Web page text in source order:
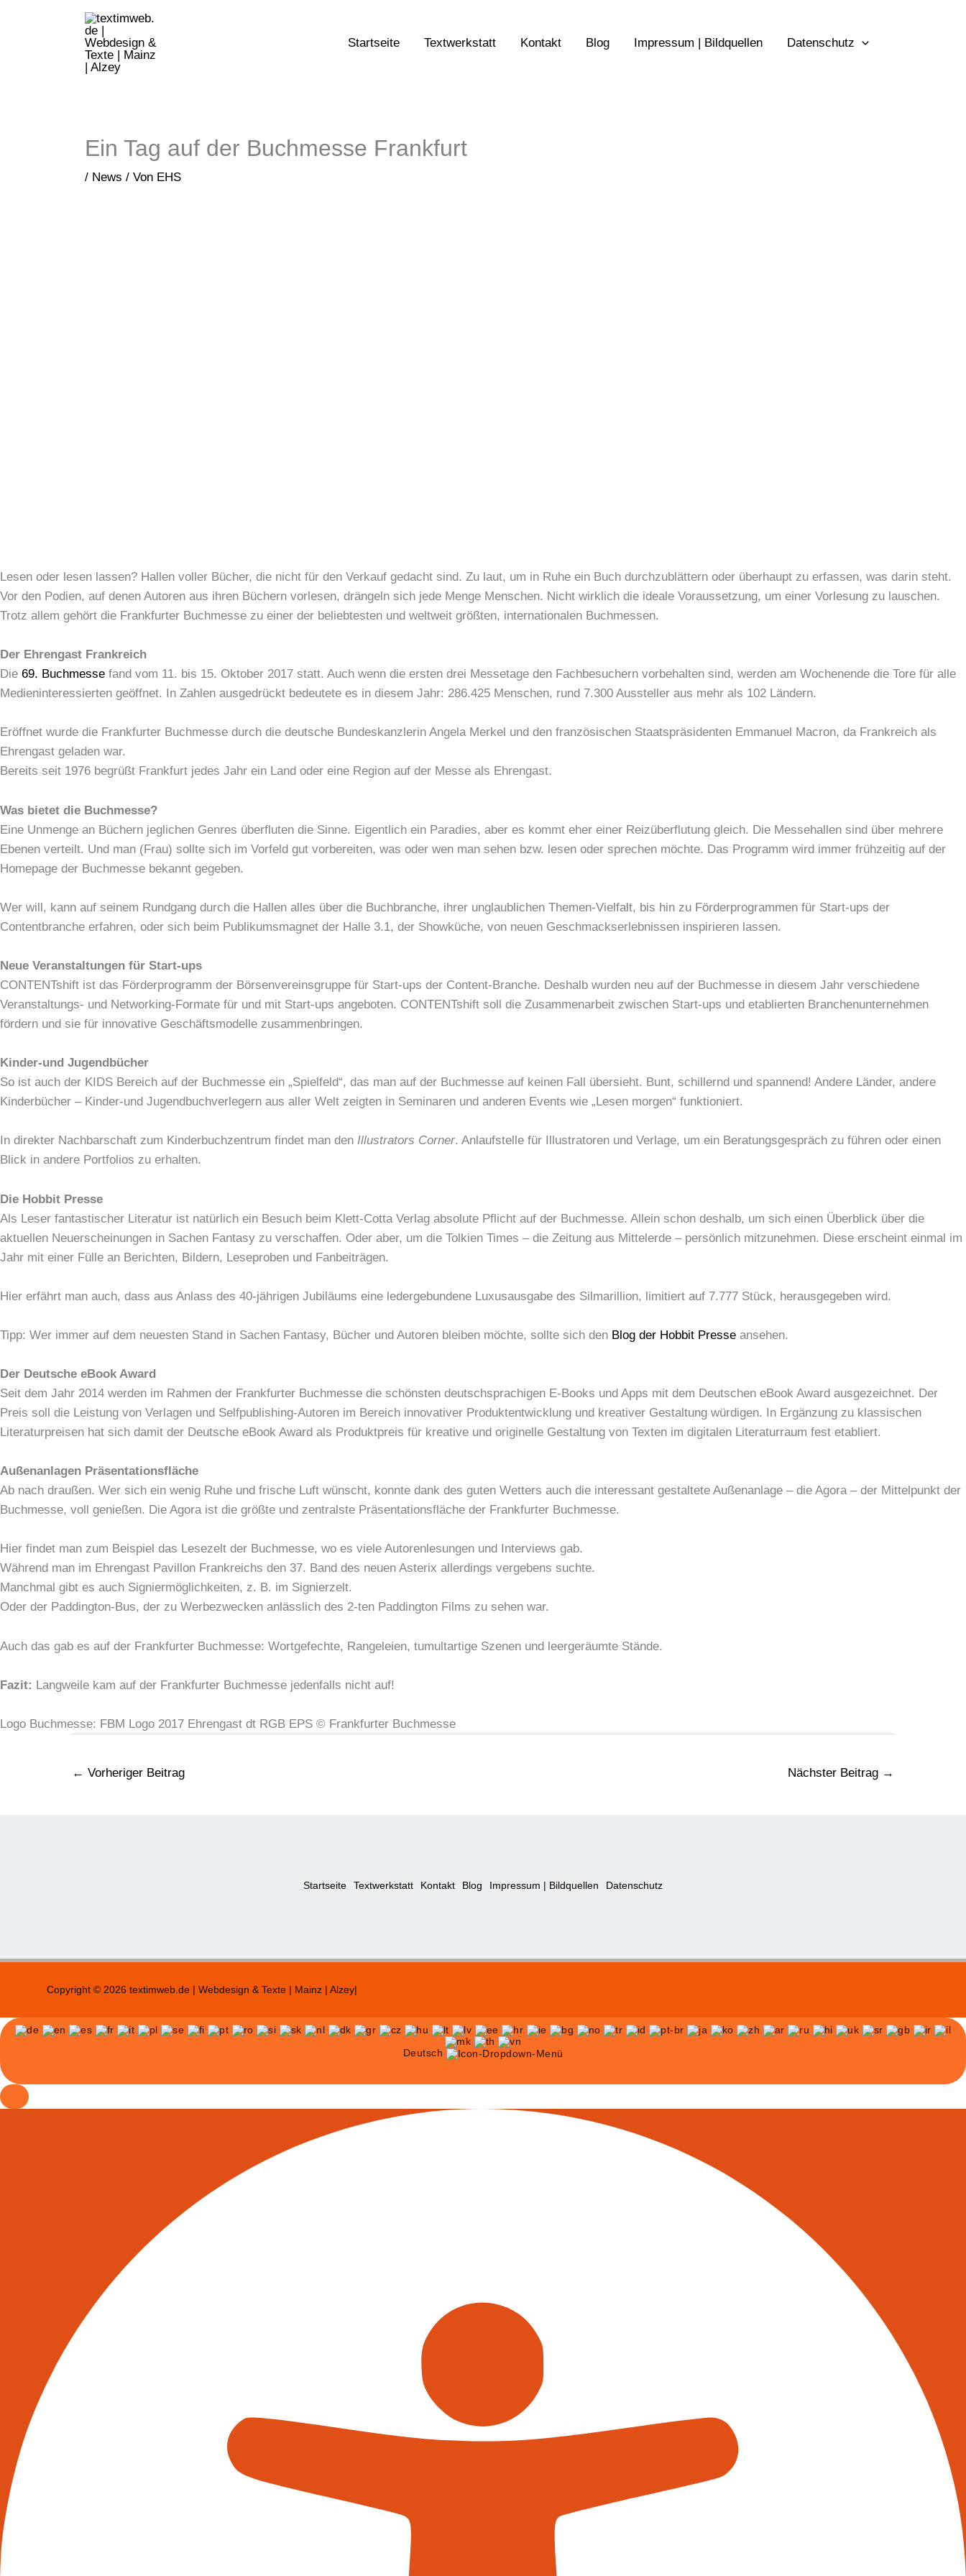
Startseite Textwerkstatt Kontakt Blog Impressum | Bildquellen Datenschutz
Ein Tag auf der Buchmesse Frankfurt
/ News / Von EHS
Lesen oder lesen lassen? Hallen voller Bücher, die nicht für den Verkauf gedacht sind. Zu laut, um in Ruhe ein Buch durchzublättern oder überhaupt zu erfassen, was darin steht.
Vor den Podien, auf denen Autoren aus ihren Büchern vorlesen, drängeln sich jede Menge Menschen. Nicht wirklich die ideale Voraussetzung, um einer Vorlesung zu lauschen.
Trotz allem gehört die Frankfurter Buchmesse zu einer der beliebtesten und weltweit größten, internationalen Buchmessen.
Der Ehrengast Frankreich
Die 69. Buchmesse fand vom 11. bis 15. Oktober 2017 statt. Auch wenn die ersten drei Messetage den Fachbesuchern vorbehalten sind, werden am Wochenende die Tore für alle
Medieninteressierten geöffnet. In Zahlen ausgedrückt bedeutete es in diesem Jahr: 286.425 Menschen, rund 7.300 Aussteller aus mehr als 102 Ländern.
Eröffnet wurde die Frankfurter Buchmesse durch die deutsche Bundeskanzlerin Angela Merkel und den französischen Staatspräsidenten Emmanuel Macron, da Frankreich als
Ehrengast geladen war.
Bereits seit 1976 begrüßt Frankfurt jedes Jahr ein Land oder eine Region auf der Messe als Ehrengast.
Was bietet die Buchmesse?
Eine Unmenge an Büchern jeglichen Genres überfluten die Sinne. Eigentlich ein Paradies, aber es kommt eher einer Reizüberflutung gleich. Die Messehallen sind über mehrere
Ebenen verteilt. Und man (Frau) sollte sich im Vorfeld gut vorbereiten, was oder wen man sehen bzw. lesen oder sprechen möchte. Das Programm wird immer frühzeitig auf der
Homepage der Buchmesse bekannt gegeben.
Wer will, kann auf seinem Rundgang durch die Hallen alles über die Buchbranche, ihrer unglaublichen Themen-Vielfalt, bis hin zu Förderprogrammen für Start-ups der
Contentbranche erfahren, oder sich beim Publikumsmagnet der Halle 3.1, der Showküche, von neuen Geschmackserlebnissen inspirieren lassen.
Neue Veranstaltungen für Start-ups
CONTENTshift ist das Förderprogramm der Börsenvereinsgruppe für Start-ups der Content-Branche. Deshalb wurden neu auf der Buchmesse in diesem Jahr verschiedene
Veranstaltungs- und Networking-Formate für und mit Start-ups angeboten. CONTENTshift soll die Zusammenarbeit zwischen Start-ups und etablierten Branchenunternehmen
fördern und sie für innovative Geschäftsmodelle zusammenbringen.
Kinder-und Jugendbücher
So ist auch der KIDS Bereich auf der Buchmesse ein „Spielfeld“, das man auf der Buchmesse auf keinen Fall übersieht. Bunt, schillernd und spannend! Andere Länder, andere
Kinderbücher – Kinder-und Jugendbuchverlegern aus aller Welt zeigten in Seminaren und anderen Events wie „Lesen morgen“ funktioniert.
In direkter Nachbarschaft zum Kinderbuchzentrum findet man den Illustrators Corner. Anlaufstelle für Illustratoren und Verlage, um ein Beratungsgespräch zu führen oder einen
Blick in andere Portfolios zu erhalten.
Die Hobbit Presse
Als Leser fantastischer Literatur ist natürlich ein Besuch beim Klett-Cotta Verlag absolute Pflicht auf der Buchmesse. Allein schon deshalb, um sich einen Überblick über die
aktuellen Neuerscheinungen in Sachen Fantasy zu verschaffen. Oder aber, um die Tolkien Times – die Zeitung aus Mittelerde – persönlich mitzunehmen. Diese erscheint einmal im
Jahr mit einer Fülle an Berichten, Bildern, Leseproben und Fanbeiträgen.
Hier erfährt man auch, dass aus Anlass des 40-jährigen Jubiläums eine ledergebundene Luxusausgabe des Silmarillion, limitiert auf 7.777 Stück, herausgegeben wird.
Tipp: Wer immer auf dem neuesten Stand in Sachen Fantasy, Bücher und Autoren bleiben möchte, sollte sich den Blog der Hobbit Presse ansehen.
Der Deutsche eBook Award
Seit dem Jahr 2014 werden im Rahmen der Frankfurter Buchmesse die schönsten deutschsprachigen E-Books und Apps mit dem Deutschen eBook Award ausgezeichnet. Der
Preis soll die Leistung von Verlagen und Selfpublishing-Autoren im Bereich innovativer Produktentwicklung und kreativer Gestaltung würdigen. In Ergänzung zu klassischen
Literaturpreisen hat sich damit der Deutsche eBook Award als Produktpreis für kreative und originelle Gestaltung von Texten im digitalen Literaturraum fest etabliert.
Außenanlagen Präsentationsfläche
Ab nach draußen. Wer sich ein wenig Ruhe und frische Luft wünscht, konnte dank des guten Wetters auch die interessant gestaltete Außenanlage – die Agora – der Mittelpunkt der
Buchmesse, voll genießen. Die Agora ist die größte und zentralste Präsentationsfläche der Frankfurter Buchmesse.
Hier findet man zum Beispiel das Lesezelt der Buchmesse, wo es viele Autorenlesungen und Interviews gab.
Während man im Ehrengast Pavillon Frankreichs den 37. Band des neuen Asterix allerdings vergebens suchte.
Manchmal gibt es auch Signiermöglichkeiten, z. B. im Signierzelt.
Oder der Paddington-Bus, der zu Werbezwecken anlässlich des 2-ten Paddington Films zu sehen war.
Auch das gab es auf der Frankfurter Buchmesse: Wortgefechte, Rangeleien, tumultartige Szenen und leergeräumte Stände.
Fazit: Langweile kam auf der Frankfurter Buchmesse jedenfalls nicht auf!
Logo Buchmesse: FBM Logo 2017 Ehrengast dt RGB EPS © Frankfurter Buchmesse
← Vorheriger Beitrag Nächster Beitrag →
Startseite Textwerkstatt Kontakt Blog Impressum | Bildquellen Datenschutz
Copyright © 2026 textimweb.de | Webdesign & Texte | Mainz | Alzey|
Deutsch